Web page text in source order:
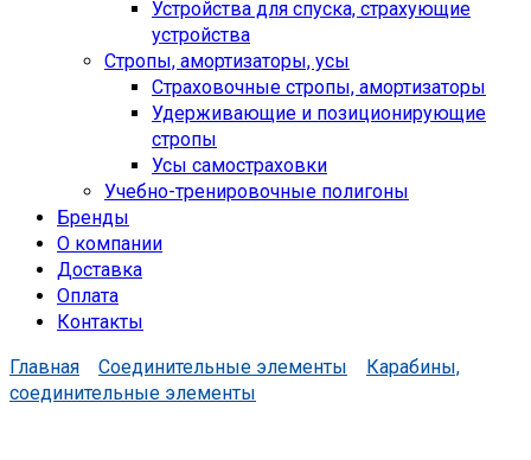
Устройства для спуска, cтрахующие
устройства
Стропы, амортизаторы, усы
Страховочные стропы, амортизаторы
Удерживающие и позиционирующие
стропы
Усы самостраховки
Учебно-тренировочные полигоны
Бренды
О компании
Доставка
Оплата
Контакты
Главная
Соединительные элементы
Карабины,
соединительные элементы